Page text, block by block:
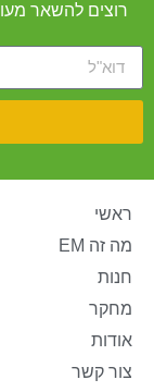
רוצים להשאר
ראשי
מה זה EM
חנות
מחקר
אודות
צור קשר